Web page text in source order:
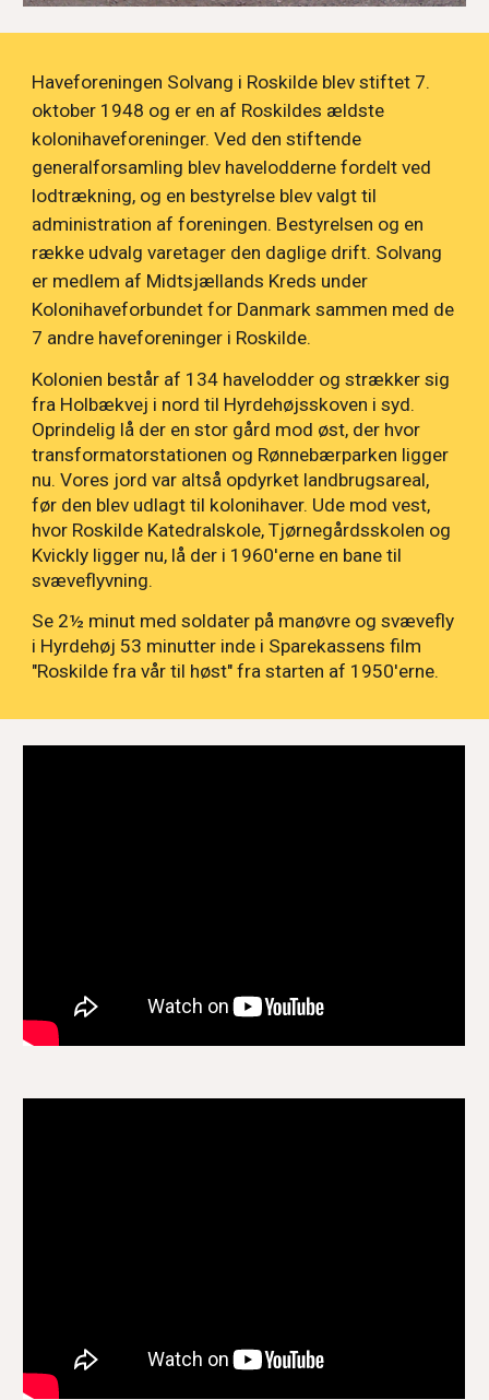
Haveforeningen Solvang i Roskilde blev stiftet 7.
oktober 1948 og er en af Roskildes ældste
kolonihaveforeninger. Ved den stiftende
generalforsamling blev havelodderne fordelt ved
lodtrækning, og en bestyrelse blev valgt til
administration af foreningen. Bestyrelsen og en
række udvalg varetager den daglige drift. Solvang
er medlem af Midtsjællands Kreds under
Kolonihaveforbundet for Danmark sammen med de
7 andre haveforeninger i Roskilde.
Kolonien består af 134 havelodder og strækker sig
fra Holbækvej i nord til Hyrdehøjsskoven i syd.
Oprindelig lå der en stor gård mod øst, der hvor
transformatorstationen og Rønnebærparken ligger
nu. Vores jord var altså opdyrket landbrugsareal,
før den blev udlagt til kolonihaver. Ude mod vest,
hvor Roskilde Katedralskole, Tjørnegårdsskolen og
Kvickly ligger nu, lå der i 1960'erne en bane til
svæveflyvning.
Se 2½ minut med soldater på manøvre og svævefly
i Hyrdehøj 53 minutter inde i Sparekassens film
"Roskilde fra vår til høst" fra starten af 1950'erne.